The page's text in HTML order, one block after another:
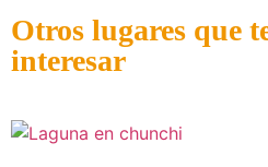
Otros lugares que
interesar